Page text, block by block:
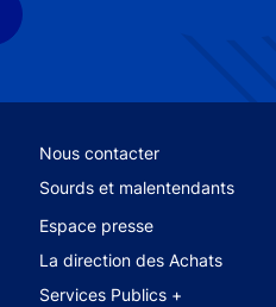
Footer secondary menu
Nous contacter
Sourds et malentendants
Espace presse
La direction des Achats
Services Publics +